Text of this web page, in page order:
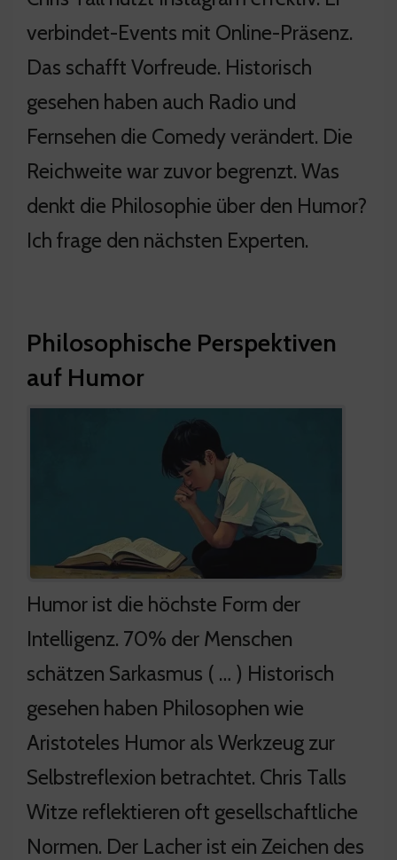
verbindet-Events mit Online-Präsenz.
Das schafft Vorfreude. Historisch
gesehen haben auch Radio und
Fernsehen die Comedy verändert. Die
Reichweite war zuvor begrenzt. Was
denkt die Philosophie über den Humor?
Ich frage den nächsten Experten.
Philosophische Perspektiven
auf Humor
Humor ist die höchste Form der
Intelligenz. 70% der Menschen
schätzen Sarkasmus ( … ) Historisch
gesehen haben Philosophen wie
Aristoteles Humor als Werkzeug zur
Selbstreflexion betrachtet. Chris Talls
Witze reflektieren oft gesellschaftliche
Normen. Der Lacher ist ein Zeichen des